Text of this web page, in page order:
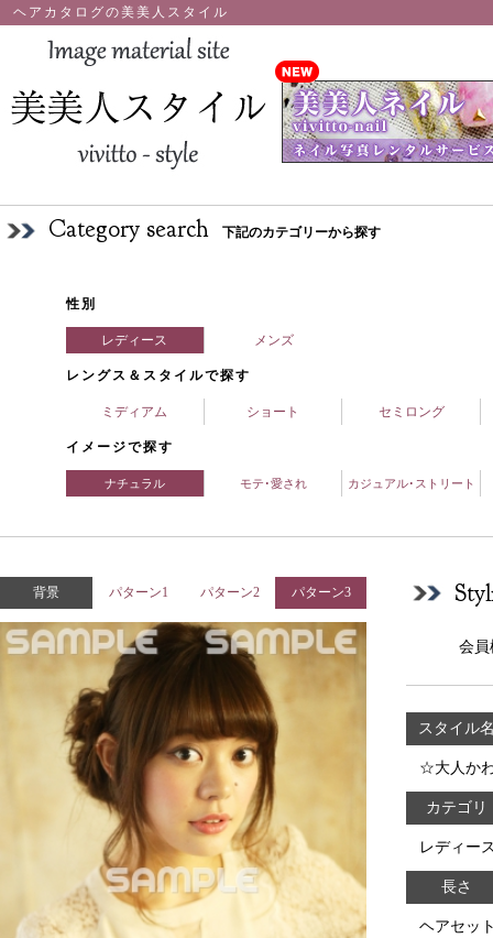
ヘアカタログの美美人スタイル
Category search 下記のカテゴリーから探す
性別
レディース メンズ
レングス＆スタイルで探す
ミディアム ショート セミロング
イメージで探す
ナチュラル モテ･愛され カジュアル･ストリート
背景 パターン1 パターン2 パターン3
会員
スタイル
☆大人か
カテゴリ
レディー
長さ
ヘアセッ